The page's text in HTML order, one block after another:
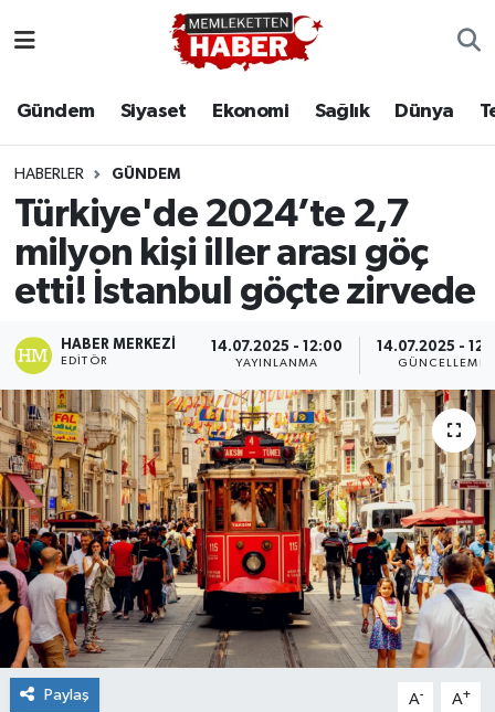
Gündem Siyaset Ekonomi Sağlık Dünya
HABERLER GÜNDEM
Türkiye'de 2024’te 2,7
milyon kişi iller arası göç
etti! İstanbul göçte zirvede
HABER MERKEZI
EDITÖR
14.07.2025 - 12:00
YAYINLANMA
14.07.2025 -
GÜNCELLEME
Paylaş A- A+